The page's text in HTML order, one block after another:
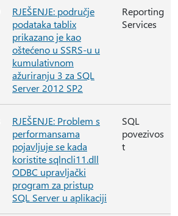
RJEŠENJE: područje
podataka tablix
prikazano je kao
oštećeno u SSRS-u u
kumulativnom
ažuriranju 3 za SQL
Server 2012 SP2
Reporting
Services
RJEŠENJE: Problem s
performansama
pojavljuje se kada
koristite sqlncli11.dll
ODBC upravljački
program za pristup
SQL Server u aplikaciji
SQL
povezivos
t